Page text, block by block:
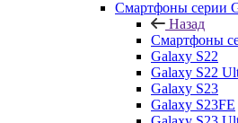
Смартфоны серии
Назад
Смартфоны
Galaxy S22
Galaxy S22
Galaxy S23
Galaxy S23FE